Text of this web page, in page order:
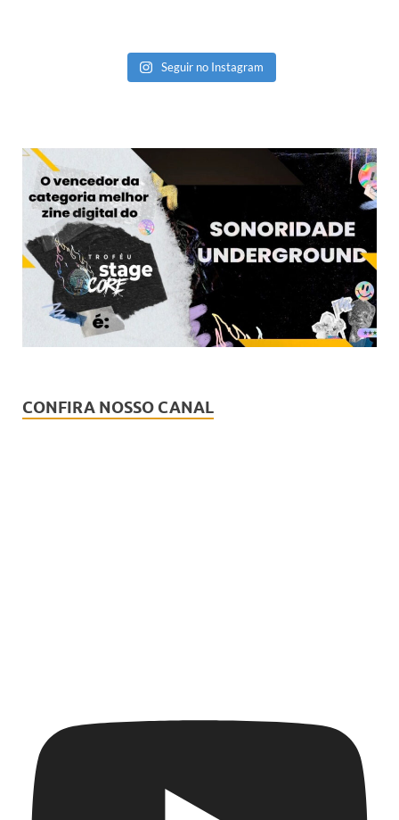
Seguir no Instagram
CONFIRA NOSSO CANAL